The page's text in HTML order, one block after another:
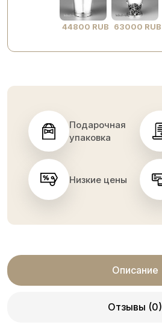
44800 RUB 63000 RUB
Подарочная
упаковка
Низкие цены
Описание
Отзывы (0)